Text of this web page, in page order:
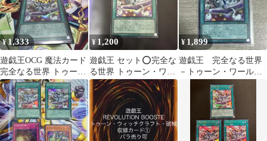
¥ 1,333
遊戯王OCG 魔法カード
完全なる世界 トゥー
ン・ワールド
¥ 1,200
遊戯王 セット⭕️完全な
る世界 トゥーン・ワー
ルド ウルトラレアほか
¥ 1,899
遊戯王 完全なる世界
－トゥーン・ワールド
ウルトラレア